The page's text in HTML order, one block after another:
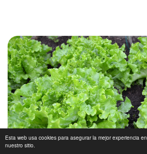
Esta web usa cookies para asegurar la mejor experiencia en
nuestro sitio.